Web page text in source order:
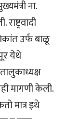
ना.
उर्फ बाळू
येथे
मागणी केली.
मात्र इथे